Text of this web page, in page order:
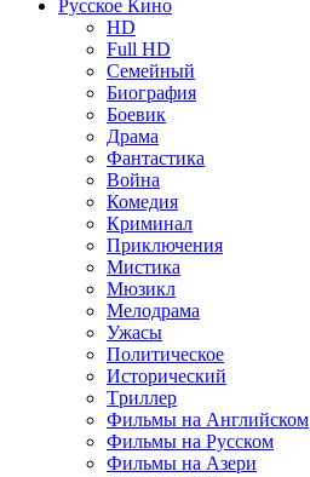
Русское Кино
HD
Full HD
Семейный
Биография
Боевик
Драма
Фантастика
Война
Комедия
Криминал
Приключения
Мистика
Мюзикл
Мелодрама
Ужасы
Политическое
Исторический
Tриллер
Фильмы на Английском
Фильмы на Русском
Фильмы на Азери